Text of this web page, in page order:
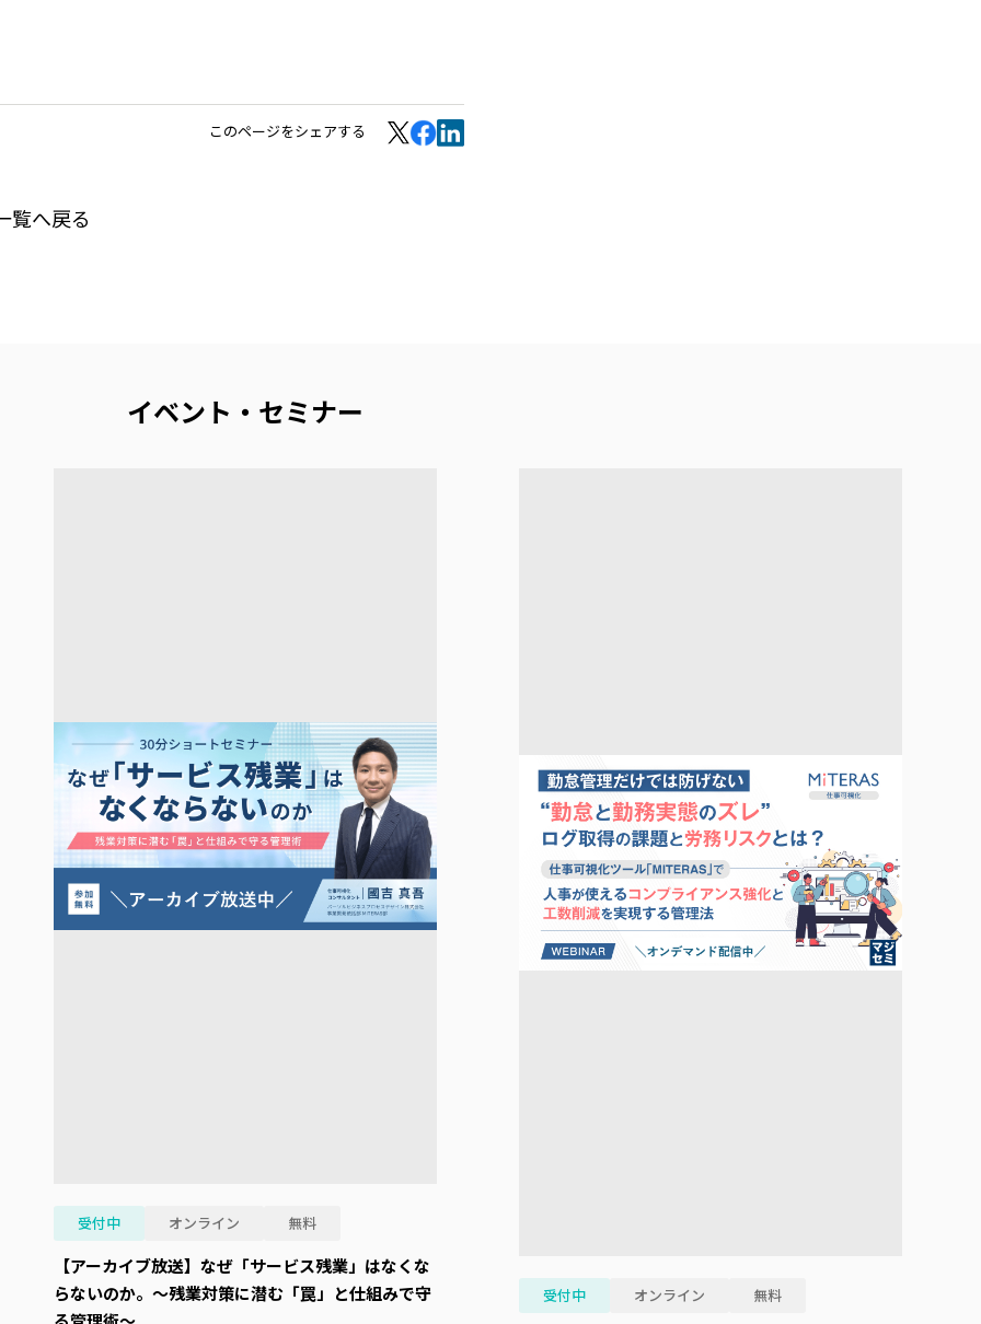
このページをシェアする
覧へ戻る
イベント・セミナー
受付中 オンライン 無料
【アーカイブ放送】なぜ「サービス残業」はなくな
らないのか。～残業対策に潜む「罠」と仕組みで守
受付中 オンライン 無料